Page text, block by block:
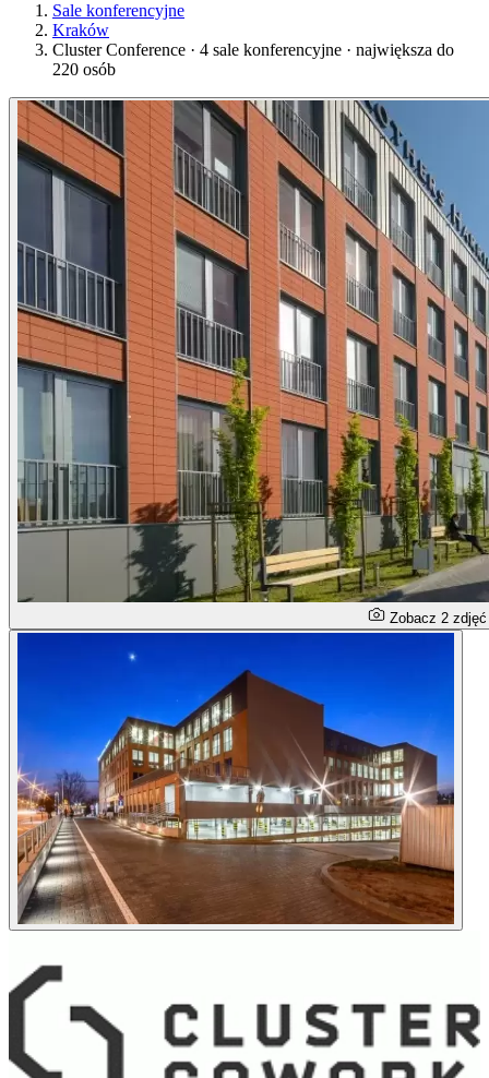
Sale konferencyjne
Kraków
Cluster Conference · 4 sale konferencyjne · największa do
220 osób
Zobacz 2 zdjęć